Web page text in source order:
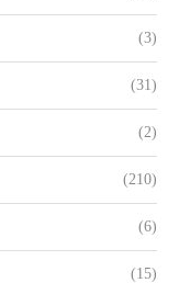
(3)
(31)
(2)
(210)
(6)
(15)